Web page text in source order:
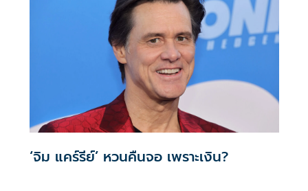
ผู้สื่อข่าวต่างประเทศแห่งฮอลลีวูด (HFPA – Hollywood
Foreign Press Association)
‘จิม แคร์รีย์’ หวนคืนจอ เพราะเงิน?